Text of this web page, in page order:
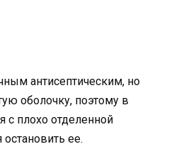
антисептическим, но
оболочку, поэтому в
с плохо отделенной
ее.